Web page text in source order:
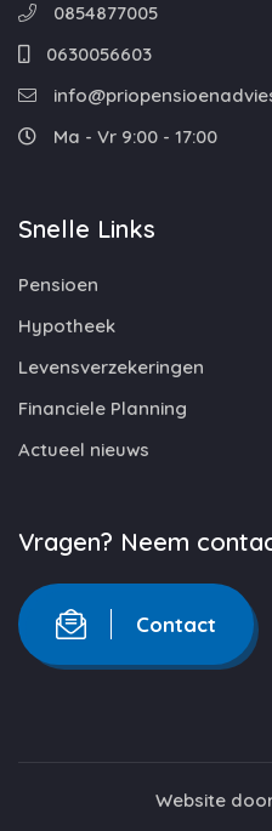
0854877005
0630056603
Ma - Vr 9:00 - 17:00
Snelle Links
Pensioen
Hypotheek
Levensverzekeringen
Financiele Planning
Actueel nieuws
Vragen? Neem
Contact
Website